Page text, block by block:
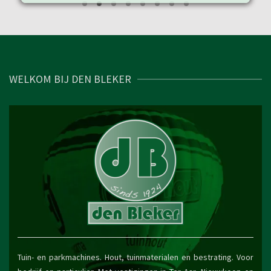
WELKOM BIJ DEN BLEKER
Tuin- en parkmachines. Hout, tuinmaterialen en bestrating. Voor